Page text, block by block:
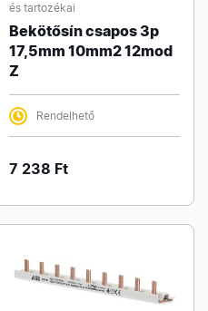
és tartozékai
Bekötősín csapos 3p
17,5mm 10mm2 12mod
Z
Rendelhető
7 238 Ft